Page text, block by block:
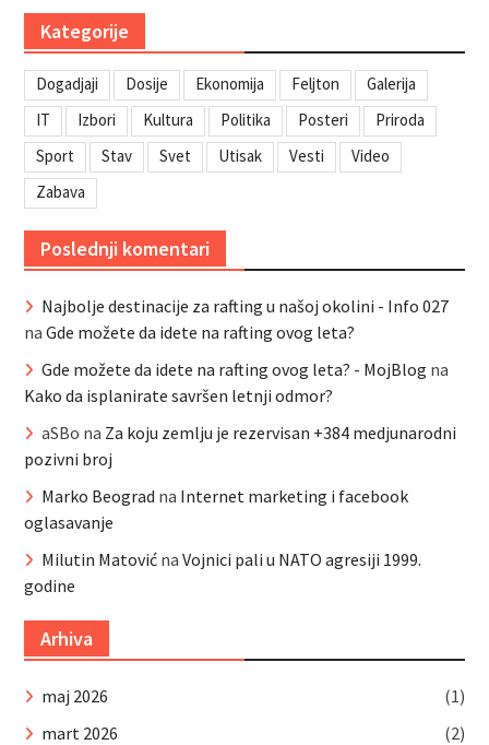
Kategorije
Dogadjaji Dosije Ekonomija Feljton
Galerija
IT
Izbori Kultura Politika Posteri
Priroda
Sport
Stav Svet Utisak Vesti
Video
Zabava
Poslednji komentari
Najbolje destinacije za rafting u našoj okolini - Info 027
na Gde možete da idete na rafting ovog leta?
Gde možete da idete na rafting ovog leta? - MojBlog na
Kako da isplanirate savršen letnji odmor?
aSBo na Za koju zemlju je rezervisan +384 medjunarodni
pozivni broj
Marko Beograd na Internet marketing i facebook
oglasavanje
Milutin Matovićna Vojnici pali u NATO agresiji 1999.
godine
Arhiva
maj 2026
(1)
mart 2026
(2)